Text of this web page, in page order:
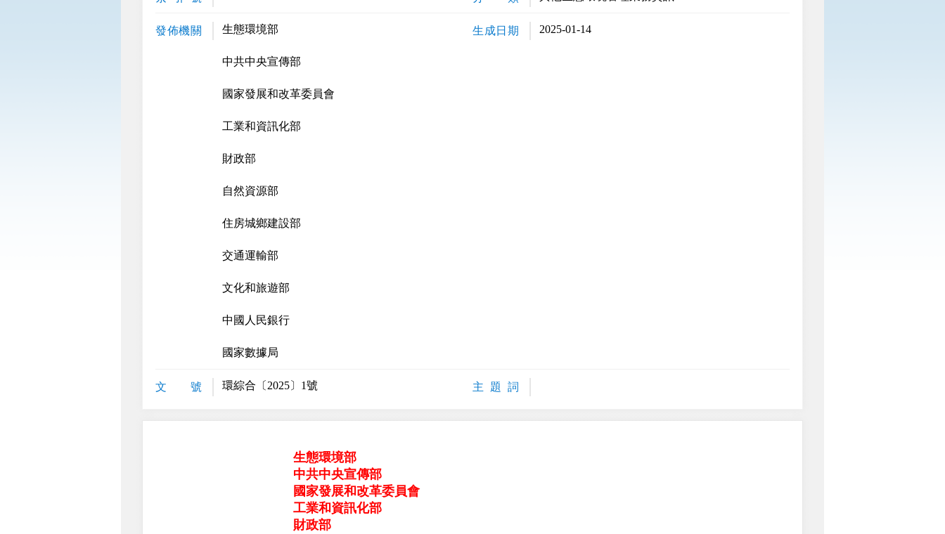
發佈機關 生態環境部
中共中央宣傳部
國家發展和改革委員會
工業和資訊化部
財政部
自然資源部
住房城鄉建設部
交通運輸部
文化和旅遊部
中國人民銀行
國家數據局
生成日期 2025-01-14
文 號 環綜合〔2025〕1號 主 題 詞
生態環境部
中共中央宣傳部
國家發展和改革委員會
工業和資訊化部
財政部